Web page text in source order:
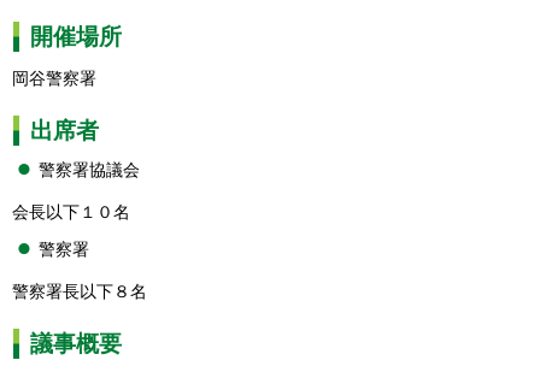
開催場所
岡谷警察署
出席者
警察署協議会
会長以下１０名
警察署
警察署長以下８名
議事概要